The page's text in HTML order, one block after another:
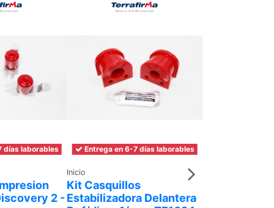
días laborables
2 -
Entrega en 6-7 días laborables
Inicio
Kit Casquillos
Estabilizadora Delantera